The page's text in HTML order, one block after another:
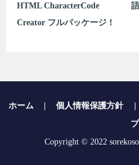
HTML CharacterCode
Creator フルパッケージ！
ホーム 個人情報保護方針
プ
Copyright © 2022